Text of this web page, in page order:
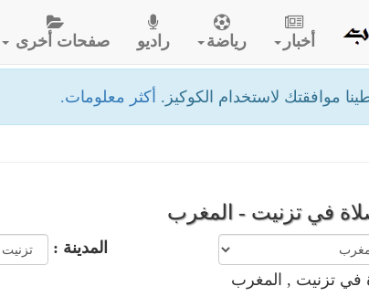
موافقتك لاستخدام الكوكيز. أكثر معلومات.
أخبار رياضة راديو صفحات أخرى
في تزنيت - المغرب
المدينة :
في تزنيت , المغرب